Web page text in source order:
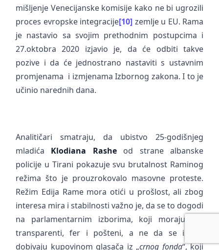
mišljenje Venecijanske komisije kako ne bi ugrozili
proces evropske integracije[10] zemlje u EU. Rama
je nastavio sa svojim prethodnim postupcima i
27.oktobra 2020 izjavio je, da će odbiti takve
pozive i da će jednostrano nastaviti s ustavnim
promjenama i izmjenama Izbornog zakona. I to je
učinio narednih dana.
Analitičari smatraju, da ubistvo 25-godišnjeg
mladića Klodiana Rasheod strane albanske
policije u Tirani pokazuje svu brutalnost Raminog
režima što je prouzrokovalo masovne proteste.
Režim Edija Rame mora otići u prošlost, ali zbog
interesa mira i stabilnosti važno je, da se to dogodi
na parlamentarnim izborima, koji moraju biti
transparenti, fer i pošteni, a ne da se izbori
dobivaju kupovinom glasača iz „crnog fonda“, koji